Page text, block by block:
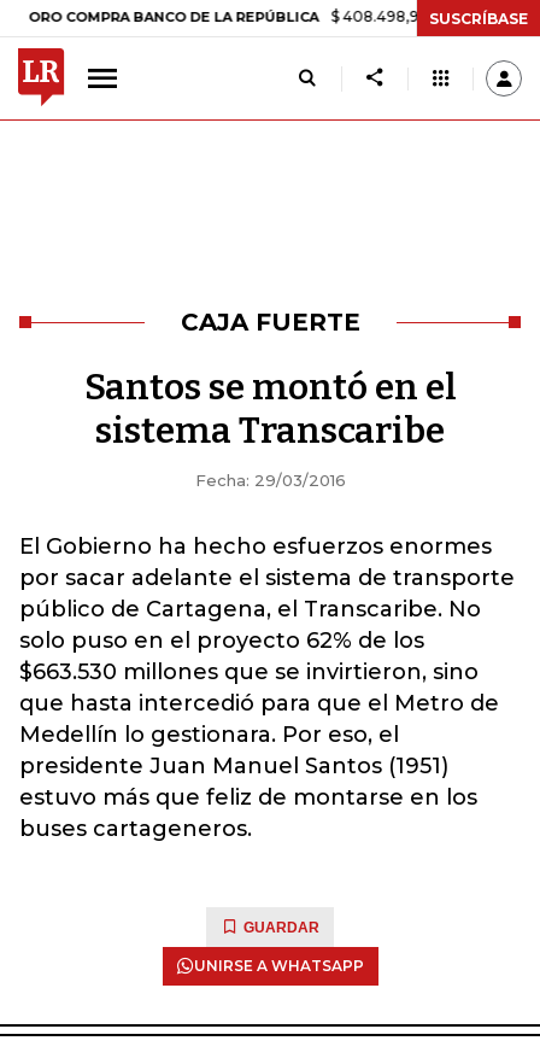
COMPRA BANCO DE LA REPÚBLICA $ 408.498,97 +$ 8.753,81 +2,19%
SUSCRÍBASE
CAJA FUERTE
Santos se montó en el
sistema Transcaribe
Fecha: 29/03/2016
El Gobierno ha hecho esfuerzos enormes
por sacar adelante el sistema de transporte
público de Cartagena, el Transcaribe. No
solo puso en el proyecto 62% de los
$663.530 millones que se invirtieron, sino
que hasta intercedió para que el Metro de
Medellín lo gestionara. Por eso, el
presidente Juan Manuel Santos (1951)
estuvo más que feliz de montarse en los
buses cartageneros.
GUARDAR
UNIRSE A WHATSAPP